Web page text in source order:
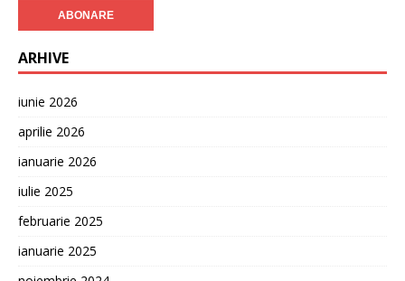
ARHIVE
iunie 2026
aprilie 2026
ianuarie 2026
iulie 2025
februarie 2025
ianuarie 2025